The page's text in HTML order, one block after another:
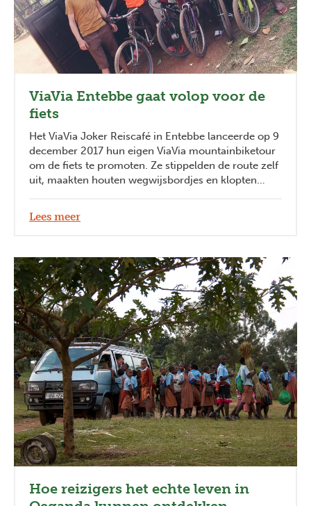
ViaVia Entebbe gaat volop voor de
fiets
Het ViaVia Joker Reiscafé in Entebbe lanceerde op 9
december 2017 hun eigen ViaVia mountainbiketour
om de fiets te promoten. Ze stippelden de route zelf
uit, maakten houten wegwijsbordjes en klopten
mountainbikers meteen hun dorst kunnen lessen.
Lees meer
Hoe reizigers het echte leven in